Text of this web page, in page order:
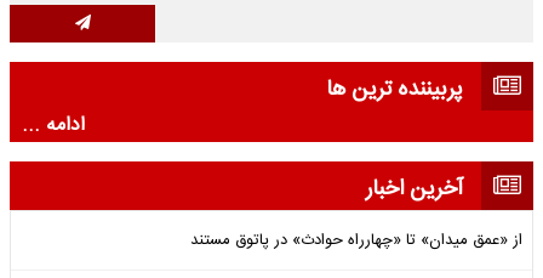
پربیننده ترین ها
ادامه ...
آخرین اخبار
از «عمق میدان» تا «چهارراه حوادث» در پاتوق مستند